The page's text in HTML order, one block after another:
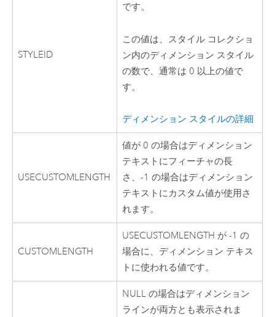
STYLEID
です。
この値は、スタイル コレクショ
ン内のディメンション スタイル
の数で、通常は 0 以上の値で
す。
ディメンション スタイルの詳細
USECUSTOMLENGTH
値が 0 の場合はディメンション
テキストにフィーチャの長
さ、-1 の場合はディメンション
テキストにカスタム値が使用さ
れます。
CUSTOMLENGTH
USECUSTOMLENGTH が -1 の
場合に、ディメンション テキス
トに使われる値です。
NULL の場合はディメンション
ラインが両方とも表示されま